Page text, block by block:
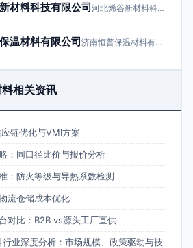
材料科技有限公司 河北烯谷新材料科技有限公司成立于…
温材料有限公司 济南恒普保温材料有限公司成立于2…
相关资讯
链优化与VMI方案
：同口径比价与报价分析
：防火等级与导热系数检测
流仓储成本优化
对比：B2B vs源头工厂直供
业深度分析：市场规模、政策驱动与技